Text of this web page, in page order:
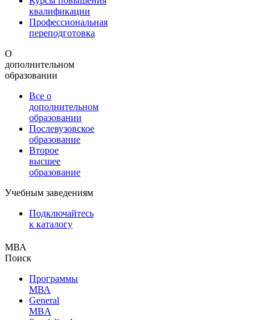
квалификации
Профессиональная
переподготовка
О
дополнительном
образовании
Все о
дополнительном
образовании
Послевузовское
образование
Второе
высшее
образование
Учебным заведениям
Подключайтесь
к каталогу
МВА
Поиск
Программы
МВА
General
MBA